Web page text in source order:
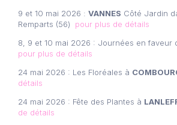
9 et 10 mai 2026 : VANNES Côté Jardin
Remparts (56) pour plus de détails
8, 9 et 10 mai 2026 : Journées en faveur
pour plus de détails
24 mai 2026 : Les Floréales à
détails
24 mai 2026 : Fête des Plantes à
de détails